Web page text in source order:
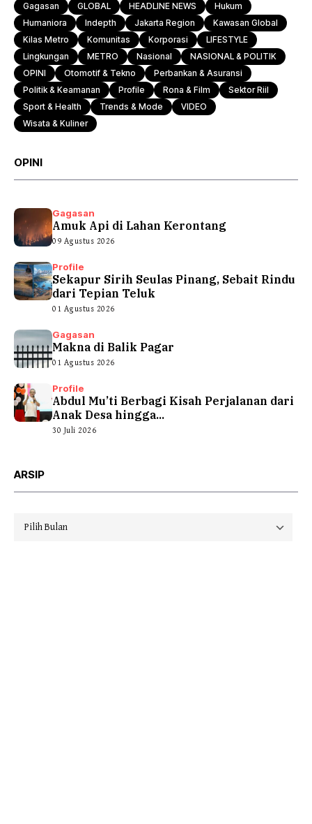
Gagasan GLOBAL HEADLINE NEWS
Hukum
Humaniora
Indepth Jakarta Region
Kawasan Global
Kilas Metro
Komunitas Korporasi
LIFESTYLE
Lingkungan
METRO Nasional
NASIONAL & POLITIK
OPINI
Otomotif & Tekno
Perbankan & Asuransi
Politik & Keamanan
Profile Rona & Film
Sektor Riil
Sport & Health
Trends & Mode
VIDEO
Wisata & Kuliner
OPINI
Gagasan
Amuk Api di Lahan Kerontang
09 Agustus 2026
Profile
Sekapur Sirih Seulas Pinang, Sebait Rindu
dari Tepian Teluk
01 Agustus 2026
Gagasan
Makna di Balik Pagar
01 Agustus 2026
Profile
Abdul Mu’ti Berbagi Kisah Perjalanan dari
Anak Desa hingga...
30 Juli 2026
ARSIP
Arsip